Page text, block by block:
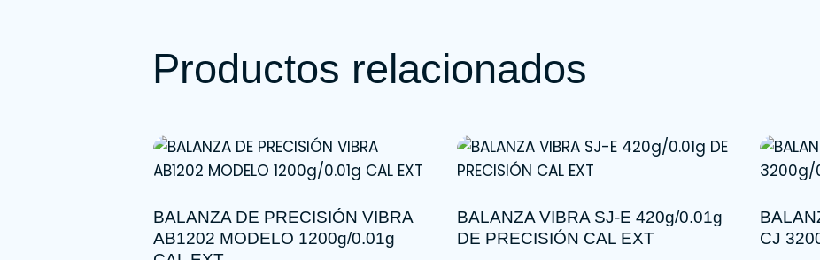
Productos relacionados
BALANZA DE PRECISIÓN VIBRA
AB1202 MODELO 1200g/0.01g
BALANZA VIBRA SJ-E 420g/0.01g
DE PRECISIÓN CAL EXT
CJ